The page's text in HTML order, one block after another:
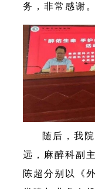
务，非常感谢。
随后，我
远，麻醉科副
陈超分别以《